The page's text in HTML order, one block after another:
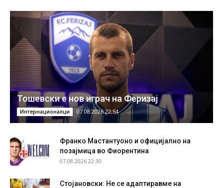
Тошевски е нов играч на Феризај
Интернационалци 07.08.2026 22:54
Франко Мастантуоно и официјално на
позајмица во Фиорентина
07.08.2026 22:30
Стојановски: Не се адаптиравме на